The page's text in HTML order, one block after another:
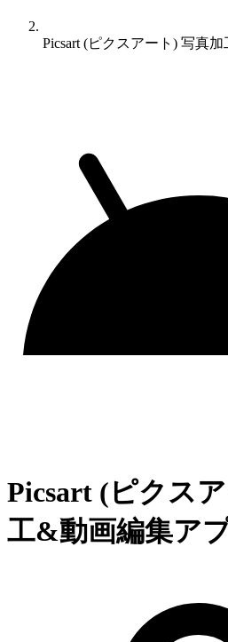
Picsart (ピクスアート) 写真
Picsart (ピクス
工&動画編集ア